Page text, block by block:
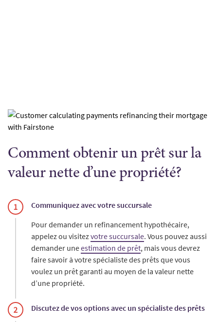
Comment obtenir un prêt sur la
valeur nette d’une propriété?
Communiquez avec votre succursale
Pour demander un refinancement hypothécaire,
appelez ou visitezvotre succursale. Vous pouvez aussi
demander uneestimation de prêt, mais vous devrez
faire savoir à votre spécialiste des prêts que vous
voulez un prêt garanti au moyen de la valeur nette
d’une propriété.
Discutez de vos options avec un spécialiste des prêts